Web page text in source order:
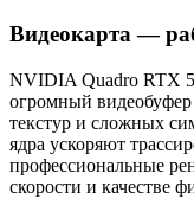
Видеокарта —
NVIDIA Quadro RTX
огромный
текстур и сложных
ядра ускоряют
профессиональные
скорости и качестве